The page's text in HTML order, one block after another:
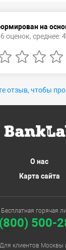
на
оценок, среднее:
отзыв, чтобы
О нас
Карта сайта
Бесплатная горячая
500-
Для клиентов Москвы